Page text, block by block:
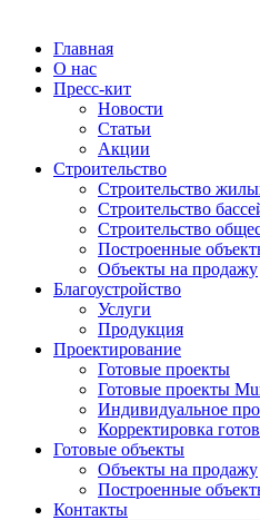
Главная
О нас
Пресс-кит
Новости
Статьи
Акции
Строительство
Строительство
Строительство
Строительство
Построенные
Объекты на продажу
Благоустройство
Услуги
Продукция
Проектирование
Готовые проекты
Готовые проекты
Индивидуальное
Корректировка
Готовые объекты
Объекты на продажу
Построенные
Контакты